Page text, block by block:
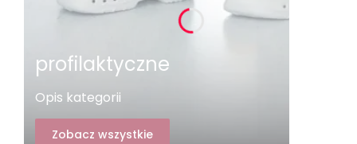
profilaktyczne
Opis kategorii
Zobacz wszystkie